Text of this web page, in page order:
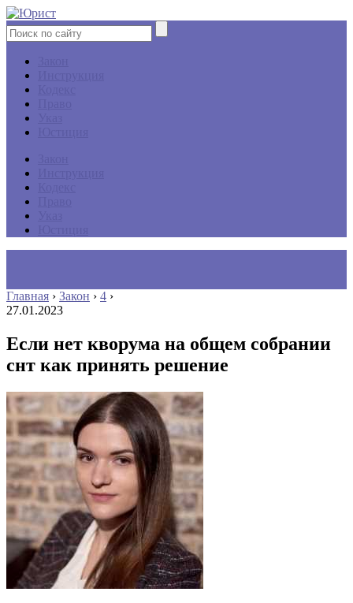
Главная › Закон › 4 ›
27.01.2023
Если нет кворума на общем собрании
снт как принять решение